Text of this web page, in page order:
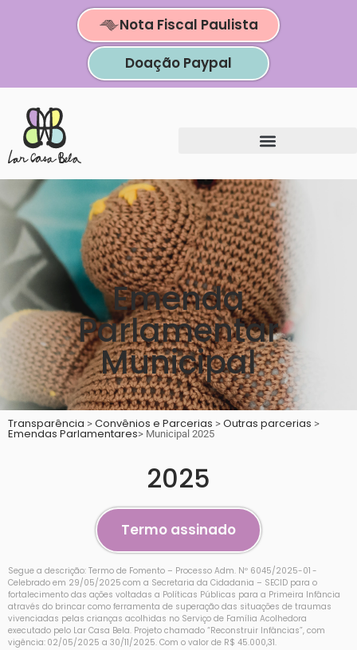
Nota Fiscal Paulista
Doação Paypal
Emenda
Parlamentar
Municipal
Transparência > Convênios e Parcerias > Outras parcerias >
Emendas Parlamentares> Municipal 2025
2025
Termo assinado
Segue a descrição: Termo de Fomento – Processo Adm. Nº 6045/2025-01 -
Celebrado em 29/05/2025 com a Secretaria da Cidadania – SECID para o
fortalecimento das ações voltadas a Políticas Públicas para a Primeira Infância
através do brincar como ferramenta de superação das situações de traumas
vivenciadas pelas crianças acolhidas no Serviço de Família Acolhedora
executado pelo Lar Casa Bela. Projeto chamado “Reconstruir Infâncias”, com
vigência: 02/05/2025 a 30/11/2025. Com o valor de R$ 45.000,31.